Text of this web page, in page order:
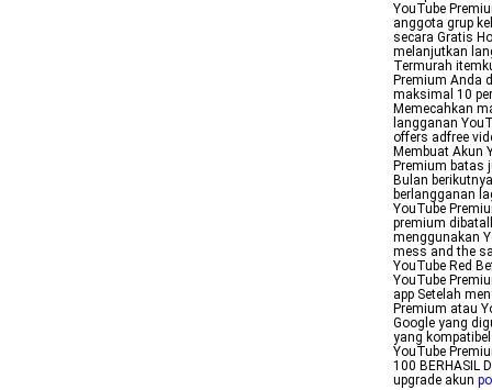
YouTube
anggota grup
secara Gratis
melanjutkan
Termurah
Premium Anda
maksimal 10
Memecahkan
langganan
offers adfree
Membuat Akun
Premium batas
Bulan
berlangganan
YouTube
premium
menggunakan
mess and the
YouTube Red
YouTube
app Setelah
Premium atau
Google yang
yang
YouTube
100 BERHASIL
upgrade akun